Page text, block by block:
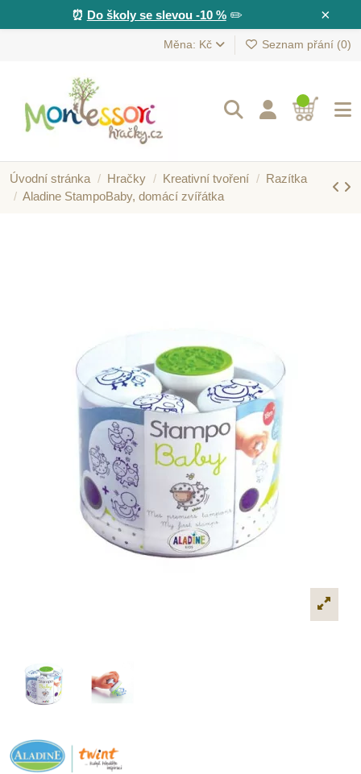
×
⏰ Do školy se slevou -10 %✏️
Měna: Kč Seznam přání (0)
Úvodní stránka Hračky Kreativní tvoření
Razítka
Aladine StampoBaby, domácí zvířátka